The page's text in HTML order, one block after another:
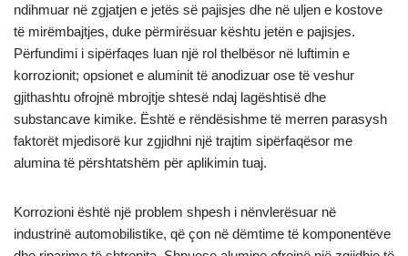
ndihmuar në zgjatjen e jetës së pajisjes dhe në uljen e kostove
të mirëmbajtjes, duke përmirësuar kështu jetën e pajisjes.
Përfundimi i sipërfaqes luan një rol thelbësor në luftimin e
korrozionit; opsionet e aluminit të anodizuar ose të veshur
gjithashtu ofrojnë mbrojtje shtesë ndaj lagështisë dhe
substancave kimike. Është e rëndësishme të merren parasysh
faktorët mjedisorë kur zgjidhni një trajtim sipërfaqësor me
alumina të përshtatshëm për aplikimin tuaj.
Korrozioni është një problem shpesh i nënvlerësuar në
industrinë automobilistike, që çon në dëmtime të komponentëve